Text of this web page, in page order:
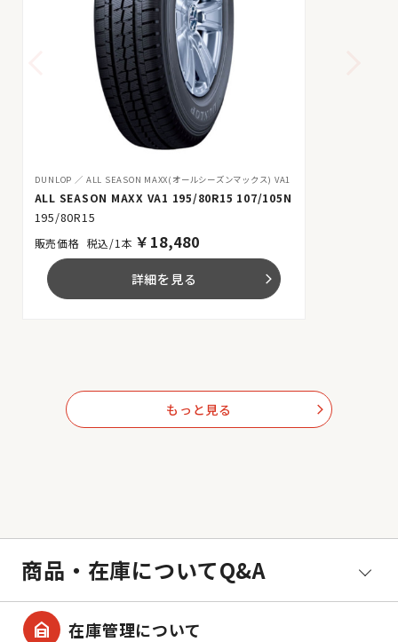
DUNLOP ALL SEASON MAXX(オールシーズンマックス) VA1
ALL SEASON MAXX VA1 195/80R15 107/105N
195/80R15
税込/1本 ￥ 18,480
詳細を見る arrow_forward_ios
もっと見る arrow_forward_ios
商品・在庫についてQ&A
garage_home 在庫管理について